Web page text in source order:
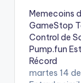
Memecoins
GameStop
Control de
Pump.fun
Récord
martes 14